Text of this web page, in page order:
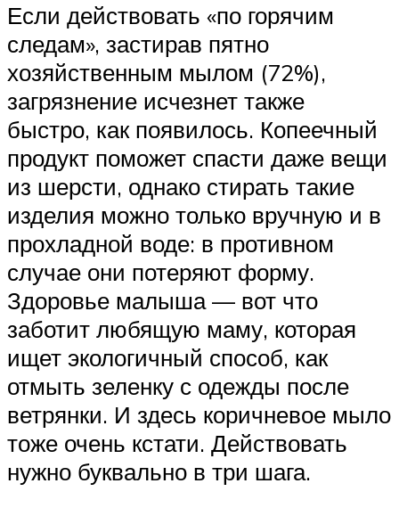
Если действовать «по горячим
следам», застирав пятно
хозяйственным мылом (72%),
загрязнение исчезнет также
быстро, как появилось. Копеечный
продукт поможет спасти даже вещи
из шерсти, однако стирать такие
изделия можно только вручную и в
прохладной воде: в противном
случае они потеряют форму.
Здоровье малыша — вот что
заботит любящую маму, которая
ищет экологичный способ, как
отмыть зеленку с одежды после
ветрянки. И здесь коричневое мыло
тоже очень кстати. Действовать
нужно буквально в три шага.